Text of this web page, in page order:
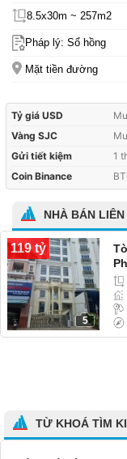
8.5x30m ~ 257m2
Pháp lý: Sổ hồng
Mặt tiền đường
Tỷ giá USD
Vàng SJC
Gửi tiết kiệm
1
Coin Binance
NHÀ BÁN
119 tỷ
5
TỪ KHOÁ TÌM